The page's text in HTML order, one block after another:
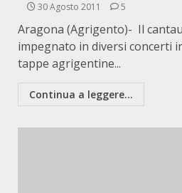
30 Agosto 2011 5
Aragona (Agrigento)- Il
impegnato in diversi concerti
tappe agrigentine...
Continua a leggere...